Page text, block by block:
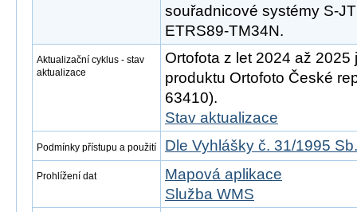
souřadnicové systémy S-
ETRS89-TM34N.
Aktualizační cyklus - stav
aktualizace
Ortofota z let 2024 až
produktu Ortofoto České
63410).
Stav aktualizace
Podmínky přístupu a použití Dle Vyhlášky č. 31/1995 Sb.
Prohlížení dat
Mapová aplikace
Služba WMS